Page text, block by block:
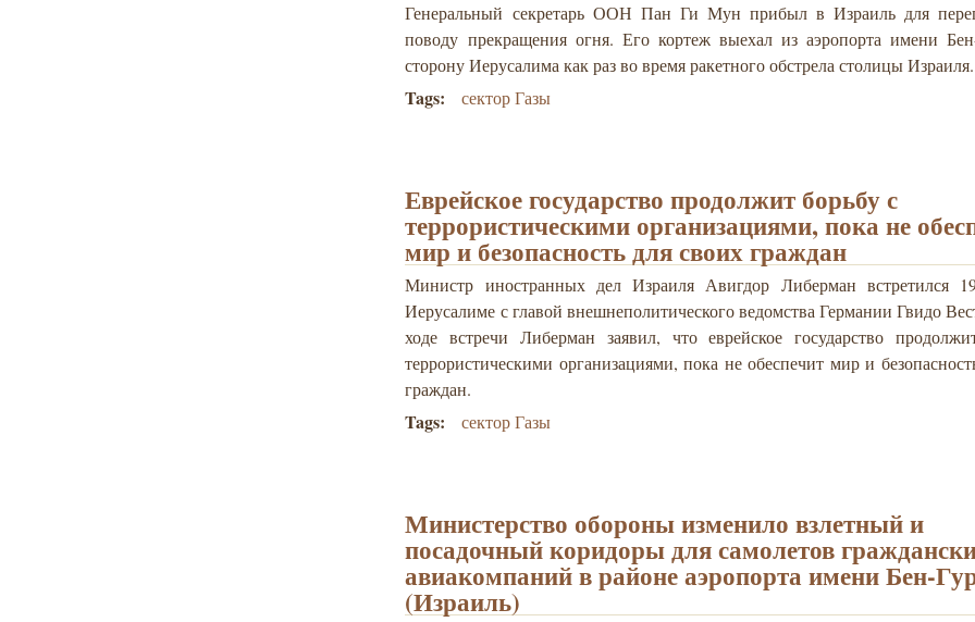
Генеральный секретарь ООН Пан Ги Мун прибыл в Израиль для
поводу прекращения огня. Его кортеж выехал из аэропорта имени
сторону Иерусалима как раз во время ракетного обстрела столицы Израиля.
Tags: сектор Газы
Еврейское государство продолжит борьбу с
террористическими организациями, пока не
мир и безопасность для своих граждан
Министр иностранных дел Израиля Авигдор Либерман встретился
Иерусалиме с главой внешнеполитического ведомства Германии Гвидо
ходе встречи Либерман заявил, что еврейское государство
террористическими организациями, пока не обеспечит мир и
граждан.
Tags: сектор Газы
Министерство обороны изменило взлетный и
посадочный коридоры для самолетов
авиакомпаний в районе аэропорта имени Бен-
(Израиль)